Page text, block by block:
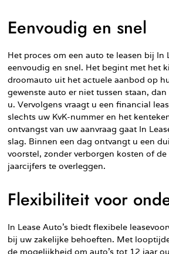
Eenvoudig en snel
Het proces om een auto te leasen bij In
eenvoudig en snel. Het begint met het
droomauto uit het actuele aanbod op
gewenste auto er niet tussen staan,
u. Vervolgens vraagt u een financial
slechts uw KvK-nummer en het
ontvangst van uw aanvraag gaat In
slag. Binnen een dag ontvangt u een
voorstel, zonder verborgen kosten of
jaarcijfers te overleggen.
Flexibiliteit voor
In Lease Auto’s biedt flexibele
bij uw zakelijke behoeften. Met
de mogelijkheid om auto’s tot 12 jaar